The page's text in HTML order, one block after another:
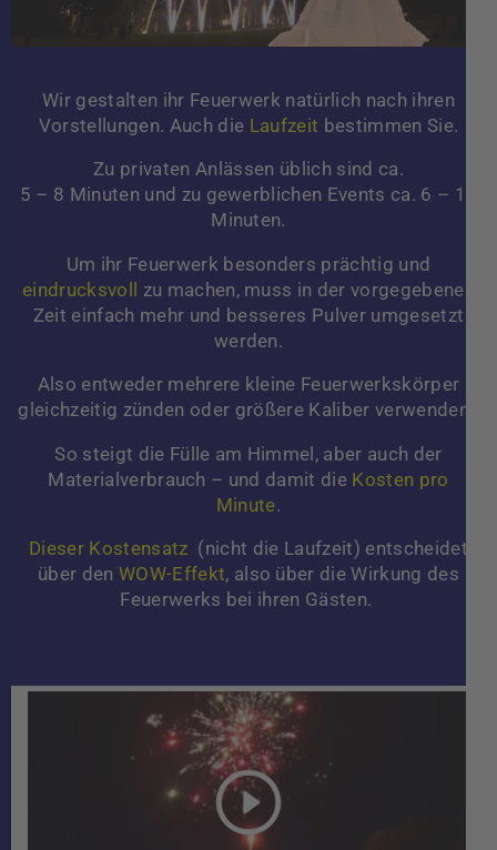
Wir gestalten ihr Feuerwerk natürlich nach ihren
Vorstellungen. Auch die Laufzeit bestimmen Sie.
Zu privaten Anlässen üblich sind ca.
5 – 8 Minuten und zu gewerblichen Events ca. 6 – 10
Minuten.
Um ihr Feuerwerk besonders prächtig und
eindrucksvoll
zu machen, muss in der vorgegebenen
Zeit einfach mehr und besseres Pulver umgesetzt
werden.
Also entweder mehrere kleine Feuerwerkskörper
gleichzeitig zünden oder größere Kaliber verwenden.
So steigt die Fülle am Himmel, aber auch der
Materialverbrauch – und damit die Kosten pro
Minute.
Dieser Kostensatz (nicht die Laufzeit) entscheidet
über den WOW-Effekt, also über die Wirkung des
Feuerwerks bei ihren Gästen.